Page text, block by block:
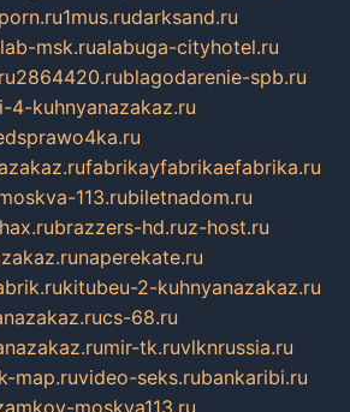
1mus.rudarksand.ru
msk.rualabuga-cityhotel.ru
2864420.rublagodarenie-spb.ru
4-kuhnyanazakaz.ru
fabrikayfabrikaefabrika.ru
113.rubiletnadom.ru
brazzers-hd.ruz-host.ru
naperekate.ru
kitubeu-2-kuhnyanazakaz.ru
cs-68.ru
mir-tk.ruvlknrussia.ru
map.ruvideo-seks.rubankaribi.ru
moskva113.ru